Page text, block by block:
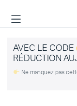
AVEC LE CODE
RÉDUCTION
Ne manquez pas